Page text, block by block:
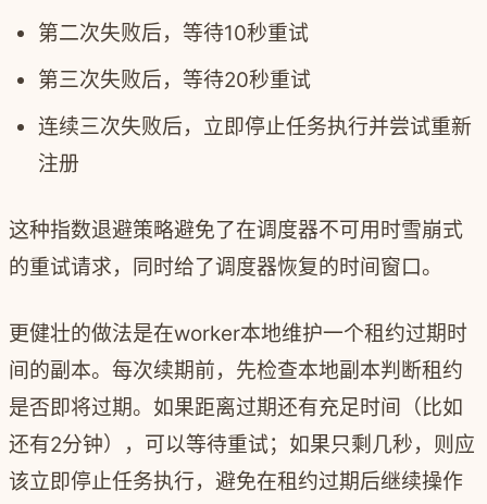
第二次失败后，等待10秒重试
第三次失败后，等待20秒重试
连续三次失败后，立即停止任务执行并尝试重新
注册
这种指数退避策略避免了在调度器不可用时雪崩式
的重试请求，同时给了调度器恢复的时间窗口。
更健壮的做法是在worker本地维护一个租约过期时
间的副本。每次续期前，先检查本地副本判断租约
是否即将过期。如果距离过期还有充足时间（比如
还有2分钟），可以等待重试；如果只剩几秒，则应
该立即停止任务执行，避免在租约过期后继续操作